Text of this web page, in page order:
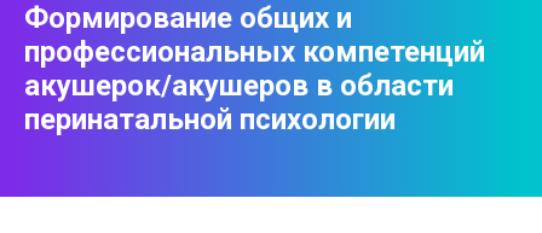
Формирование общих и
профессиональных компетенций
акушерок/акушеров в области
перинатальной психологии